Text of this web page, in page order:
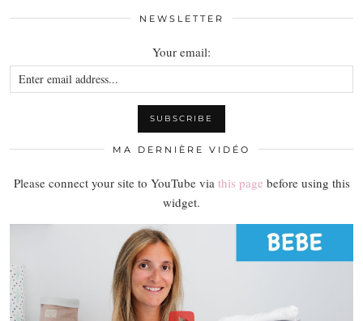
NEWSLETTER
Your email:
MA DERNIÈRE VIDÉO
Please connect your site to YouTube via this page before using this
widget.